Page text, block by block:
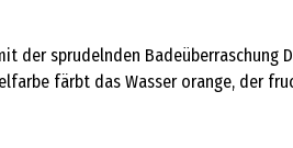
der sprudelnden
färbt das Wasser orange, der